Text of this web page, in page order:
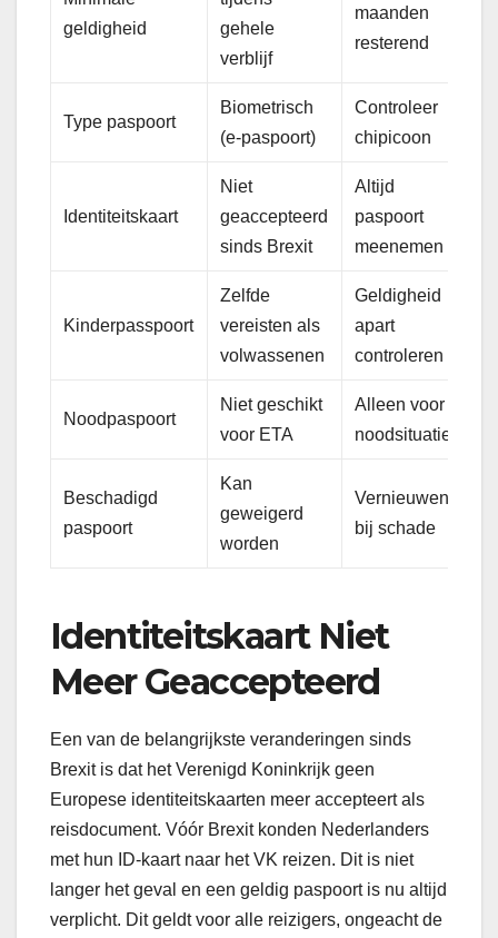
geldigheid
gehele
verblijf
maanden
resterend
Type paspoort
Biometrisch
(e-paspoort)
Controleer
chipicoon
Identiteitskaart
Niet
geaccepteerd
sinds Brexit
Altijd
paspoort
meenemen
Kinderpasspoort
Zelfde
vereisten als
volwassenen
Geldigheid
apart
controleren
Noodpaspoort
Niet geschikt
voor ETA
Alleen voor
noodsituaties
Beschadigd
paspoort
Kan
geweigerd
worden
Vernieuwen
bij schade
Identiteitskaart Niet
Meer Geaccepteerd
Een van de belangrijkste veranderingen sinds
Brexit is dat het Verenigd Koninkrijk geen
Europese identiteitskaarten meer accepteert als
reisdocument. Vóór Brexit konden Nederlanders
met hun ID-kaart naar het VK reizen. Dit is niet
langer het geval en een geldig paspoort is nu altijd
verplicht. Dit geldt voor alle reizigers, ongeacht de